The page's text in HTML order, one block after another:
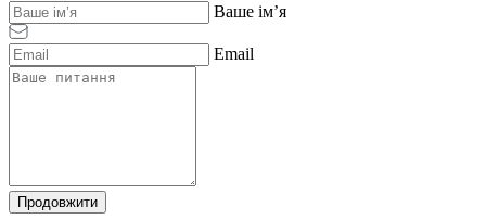
Ваше ім’я
Email
Продовжити